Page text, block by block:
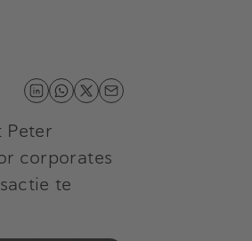
Peter
corporates
te